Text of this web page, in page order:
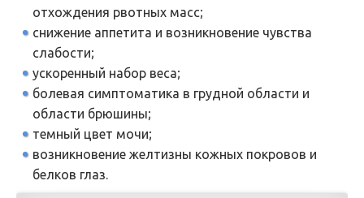
отхождения рвотных масс;
снижение аппетита и возникновение чувства
слабости;
ускоренный набор веса;
болевая симптоматика в грудной области и
области брюшины;
темный цвет мочи;
возникновение желтизны кожных покровов и
белков глаз.